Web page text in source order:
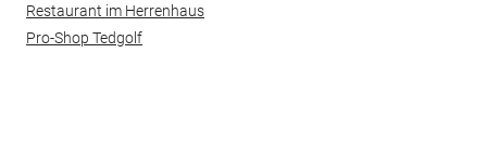
Restaurant im Herrenhaus
Pro-Shop Tedgolf